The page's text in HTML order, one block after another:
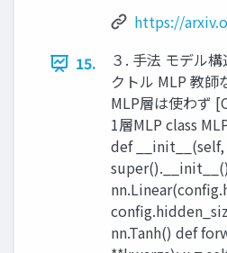
https://
15.
３. 手法 モデル
クトル MLP 教師
MLP層は使わず
1層MLP class
def
nn.Tanh() def